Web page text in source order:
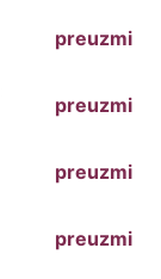
preuzmi
preuzmi
preuzmi
preuzmi